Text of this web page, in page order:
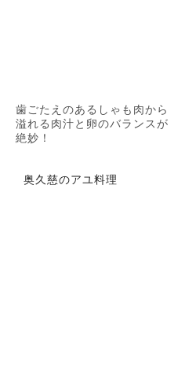
歯ごたえのあるしゃも肉から
溢れる肉汁と卵のバランスが
絶妙！
奥久慈のアユ料理